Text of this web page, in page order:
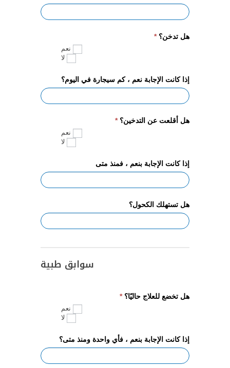
هل تدخن؟*
نعم
لا
إذا كانت الإجابة نعم ، كم سيجارة في اليوم؟
هل أقلعت عن التدخين؟*
نعم
لا
إذا كانت الإجابة بنعم ، فمنذ متى
هل تستهلك الكحول؟
سوابق طبية
هل تخضع للعلاج حاليًا؟*
نعم
لا
إذا كانت الإجابة بنعم ، فأي واحدة ومنذ متى؟